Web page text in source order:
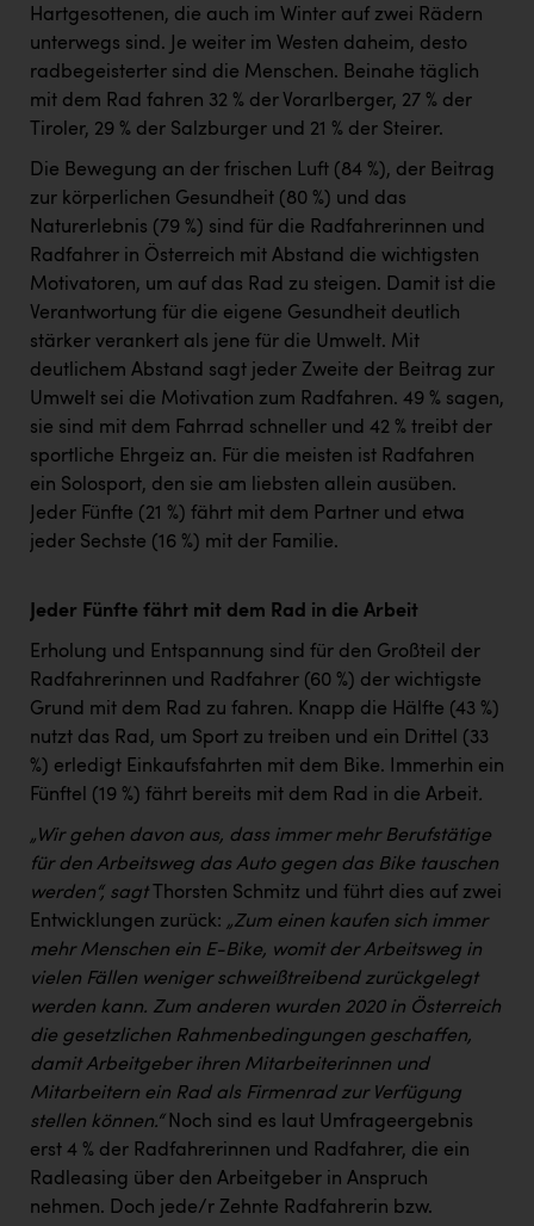
Hartgesottenen, die auch im Winter auf zwei Rädern
unterwegs sind. Je weiter im Westen daheim, desto
radbegeisterter sind die Menschen. Beinahe täglich
mit dem Rad fahren 32 % der Vorarlberger, 27 % der
Tiroler, 29 % der Salzburger und 21 % der Steirer.
Die Bewegung an der frischen Luft (84 %), der Beitrag
zur körperlichen Gesundheit (80 %) und das
Naturerlebnis (79 %) sind für die Radfahrerinnen und
Radfahrer in Österreich mit Abstand die wichtigsten
Motivatoren, um auf das Rad zu steigen. Damit ist die
Verantwortung für die eigene Gesundheit deutlich
stärker verankert als jene für die Umwelt. Mit
deutlichem Abstand sagt jeder Zweite der Beitrag zur
Umwelt sei die Motivation zum Radfahren. 49 % sagen,
sie sind mit dem Fahrrad schneller und 42 % treibt der
sportliche Ehrgeiz an. Für die meisten ist Radfahren
ein Solosport, den sie am liebsten allein ausüben.
Jeder Fünfte (21 %) fährt mit dem Partner und etwa
jeder Sechste (16 %) mit der Familie.
Jeder Fünfte fährt mit dem Rad in die Arbeit
Erholung und Entspannung sind für den Großteil der
Radfahrerinnen und Radfahrer (60 %) der wichtigste
Grund mit dem Rad zu fahren. Knapp die Hälfte (43 %)
nutzt das Rad, um Sport zu treiben und ein Drittel (33
%) erledigt Einkaufsfahrten mit dem Bike. Immerhin ein
Fünftel (19 %) fährt bereits mit dem Rad in die Arbeit.
„Wir gehen davon aus, dass immer mehr Berufstätige
für den Arbeitsweg das Auto gegen das Bike tauschen
werden“, sagt
Thorsten Schmitz und führt dies auf zwei
Entwicklungen zurück: „Zum einen kaufen sich immer
mehr Menschen ein E-Bike, womit der Arbeitsweg in
vielen Fällen weniger schweißtreibend zurückgelegt
werden kann. Zum anderen wurden 2020 in Österreich
die gesetzlichen Rahmenbedingungen geschaffen,
damit Arbeitgeber ihren Mitarbeiterinnen und
Mitarbeitern ein Rad als Firmenrad zur Verfügung
stellen können.“ Noch sind es laut Umfrageergebnis
erst 4 % der Radfahrerinnen und Radfahrer, die ein
Radleasing über den Arbeitgeber in Anspruch
nehmen. Doch jede/r Zehnte Radfahrerin bzw.